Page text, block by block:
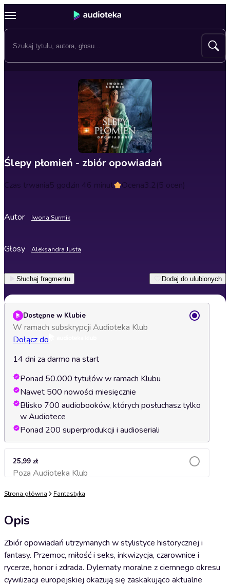
Ślepy płomień - zbiór opowiadań
Czas trwania5 godzin 46 minut Ocena3.2(5 ocen)
Autor Iwona Surmik
Głosy Aleksandra Justa
Słuchaj fragmentu Dodaj do ulubionych
Dostępne w Klubie
W ramach subskrypcji Audioteka Klub
Dołącz do
14 dni za darmo na start
Ponad 50.000 tytułów w ramach Klubu
Nawet 500 nowości miesięcznie
Blisko 700 audiobooków, których posłuchasz tylko
w Audiotece
Ponad 200 superprodukcji i audioseriali
25,99 zł
Poza Audioteka KlubDodaj do koszyka
Strona główna Fantastyka
Opis
Zbiór opowiadań utrzymanych w stylistyce historycznej i
fantasy. Przemoc, miłość i seks, inkwizycja, czarownice i
rycerze, honor i zdrada. Dylematy moralne z ciemnego okresu
cywilizacji europejskiej okazują się zaskakująco aktualne